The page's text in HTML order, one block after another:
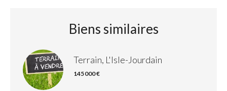
Biens similaires
Terrain, L'Isle-Jourdain
145 000 €